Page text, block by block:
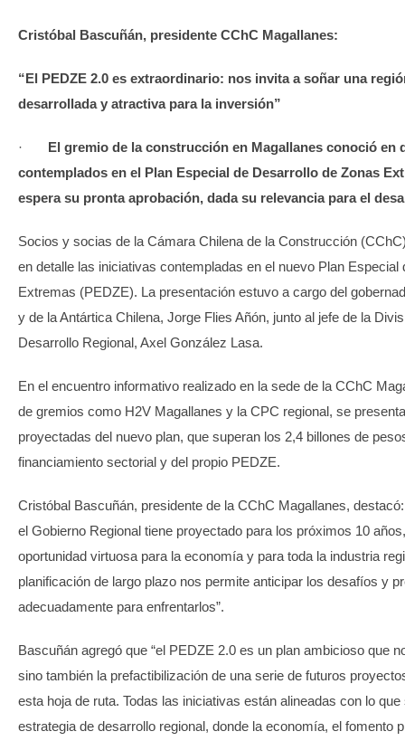
Cristóbal Bascuñán, presidente CChC Magallanes:
“El PEDZE 2.0 es extraordinario: nos invitaa soñar una
desarrollada y atractiva para la inversión”
· El gremio de la construcción en Magallanes conoció en
contemplados en el Plan Especial de Desarrollo de Zonas
espera su pronta aprobación, dada su relevancia para el
Socios y socias de la Cámara Chilena de la Construcción
en detalle las iniciativas contempladas en el nuevo Plan Especial
Extremas (PEDZE). La presentación estuvo a cargo del
y de la Antártica Chilena, Jorge Flies Añón, junto al jefe de la
Desarrollo Regional, Axel González Lasa.
En el encuentro informativo realizado en la sede de la CChC
de gremios como H2V Magallanes y la CPC regional, se
proyectadas del nuevo plan, que superan los 2,4 billones de
financiamiento sectorial y del propio PEDZE.
Cristóbal Bascuñán, presidente de la CChC Magallanes,
el Gobierno Regional tiene proyectado para los próximos 10
oportunidad virtuosa para la economía y para toda la industria
planificación de largo plazo nos permite anticipar los desafíos y
adecuadamente para enfrentarlos”.
Bascuñán agregó que “el PEDZE 2.0 es un plan ambicioso que
sino también la prefactibilización de una serie de futuros
esta hoja de ruta. Todas las iniciativas están alineadas con lo
estrategia de desarrollo regional, donde la economía, el fomento